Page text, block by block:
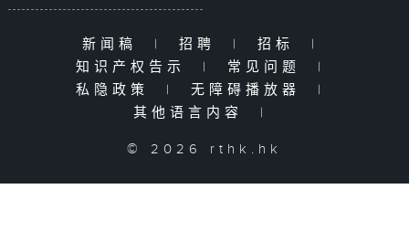
新闻稿 | 招聘 | 招标
|
知识产权告示
| 常见问题
|
私隐政策
| 无障碍播放器
|
其他语言内容
|
© 2026 rthk.hk